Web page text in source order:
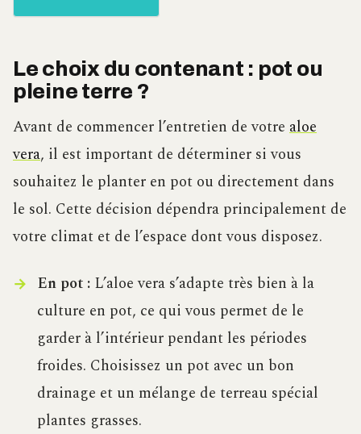
Le choix du contenant : pot ou
pleine terre ?
Avant de commencer l’entretien de votre aloe
vera, il est important de déterminer si vous
souhaitez le planter en pot ou directement dans
le sol. Cette décision dépendra principalement de
votre climat et de l’espace dont vous disposez.
En pot :L’aloe vera s’adapte très bien à la
culture en pot, ce qui vous permet de le
garder à l’intérieur pendant les périodes
froides. Choisissez un pot avec un bon
drainage et un mélange de terreau spécial
plantes grasses.